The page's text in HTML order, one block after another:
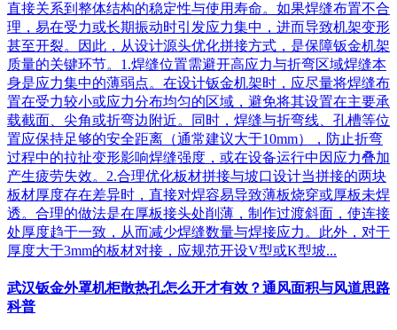
直接关系到整体结构的稳定性与使用寿命。如果焊缝布置不合
理，易在受力或长期振动时引发应力集中，进而导致机架变形
甚至开裂。因此，从设计源头优化拼接方式，是保障钣金机架
质量的关键环节。1.焊缝位置需避开高应力与折弯区域焊缝本
身是应力集中的薄弱点。在设计钣金机架时，应尽量将焊缝布
置在受力较小或应力分布均匀的区域，避免将其设置在主要承
载截面、尖角或折弯边附近。同时，焊缝与折弯线、孔槽等位
置应保持足够的安全距离（通常建议大于10mm），防止折弯
过程中的拉扯变形影响焊缝强度，或在设备运行中因应力叠加
产生疲劳失效。2.合理优化板材拼接与坡口设计当拼接的两块
板材厚度存在差异时，直接对焊容易导致薄板烧穿或厚板未焊
透。合理的做法是在厚板接头处削薄，制作过渡斜面，使连接
处厚度趋于一致，从而减少焊缝数量与焊接应力。此外，对于
厚度大于3mm的板材对接，应规范开设V型或K型坡...
武汉钣金外罩机柜散热孔怎么开才有效？通风面积与风道思路
科普